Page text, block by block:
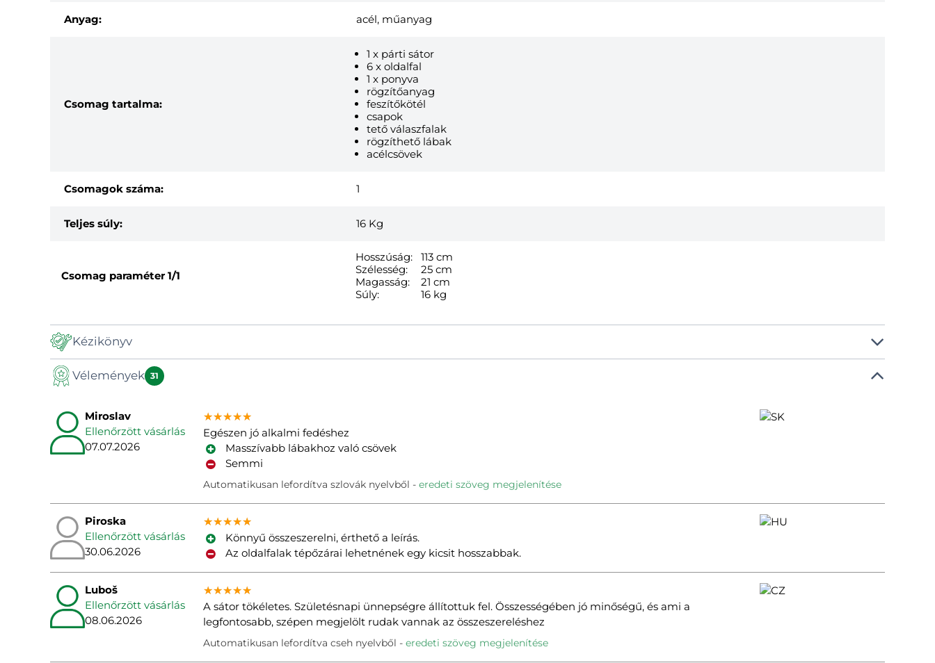
Anyag: acél, műanyag
Csomag tartalma:
1 x párti sátor
6 x oldalfal
1 x ponyva
rögzítőanyag
feszítőkötél
csapok
tető válaszfalak
rögzíthető lábak
acélcsövek
Csomagok száma: 1
Teljes súly: 16 Kg
Csomag paraméter1/1
Hosszúság:
113 cm
Szélesség:
25 cm
Magasság:
21 cm
Súly:
16 kg
Kézikönyv
Kézikönyv
Vélemények 31
Miroslav
Ellenőrzött vásárlás
07.07.2026
★★★★★
★★★★★
★★★★★
Egészen jó alkalmi fedéshez
Masszívabb lábakhoz való csövek
Semmi
Automatikusan lefordítva szlovák nyelvből eredeti szöveg megjelenítése
Piroska
Ellenőrzött vásárlás
30.06.2026
★★★★★
★★★★★
★★★★★
Könnyű összeszerelni, érthető a leírás.
Az oldalfalak tépőzárai lehetnének egy kicsit hosszabbak.
Luboš
Ellenőrzött vásárlás
08.06.2026
★★★★★
★★★★★
★★★★★
A sátor tökéletes. Születésnapi ünnepségre állítottuk fel. Összességében jó minőségű, és ami a
legfontosabb, szépen megjelölt rudak vannak az összeszereléshez
Automatikusan lefordítva cseh nyelvből eredeti szöveg megjelenítése